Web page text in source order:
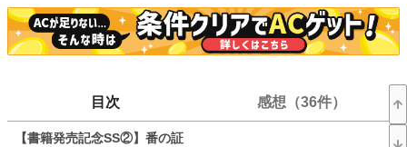
24h.ポイント 14 pt
文字数(レンタル含む) 170,783
初回公開日時 2023.10.25 08:38
目次 感想（36件）
【書籍発売記念SS②】番の証